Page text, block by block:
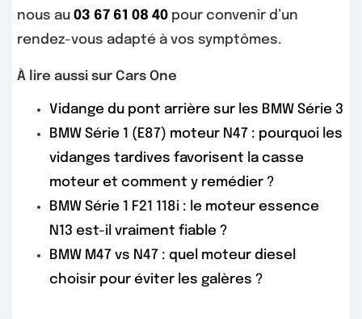
nous au 03 67 61 08 40 pour convenir d’un
rendez-vous adapté à vos symptômes.
À lire aussi sur Cars One
Vidange du pont arrière sur les BMW Série 3
BMW Série 1 (E87) moteur N47 : pourquoi les
vidanges tardives favorisent la casse
moteur et comment y remédier ?
BMW Série 1 F21 118i : le moteur essence
N13 est-il vraiment fiable ?
BMW M47 vs N47 : quel moteur diesel
choisir pour éviter les galères ?